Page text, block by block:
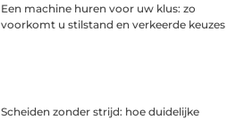
Een machine huren voor uw klus: zo
voorkomt u stilstand en verkeerde keuzes
Scheiden zonder strijd: hoe duidelijke